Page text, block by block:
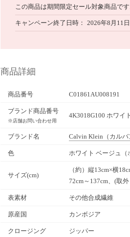
この商品は期間限定セール対象商品です
キャンペーン終了日時 2026年8月11
商品詳細
商品番号 C01861AU008191
ブランド商品番号
※店舗お問い合わせ用
4K3018G100 ホワイ
ブランド名 Calvin Klein （カル
色 ホワイト ベージュ
サイズ(cm)
（約）縦13cm×横
72cm～137cm、(取
表素材 その他合成繊維
原産国 カンボジア
クロージング ジッパー